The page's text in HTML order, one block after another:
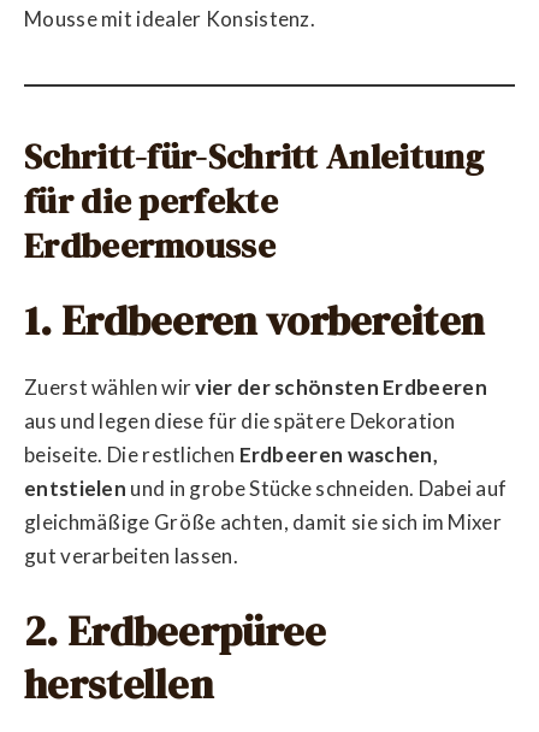
Mousse mit idealer Konsistenz.
Schritt-für-Schritt Anleitung
für die perfekte
Erdbeermousse
1. Erdbeeren vorbereiten
Zuerst wählen wirvier der schönsten Erdbeeren
aus und legen diese für die spätere Dekoration
beiseite. Die restlichen Erdbeeren waschen,
entstielen und in grobe Stücke schneiden. Dabei auf
gleichmäßige Größe achten, damit sie sich im Mixer
gut verarbeiten lassen.
2. Erdbeerpüree
herstellen